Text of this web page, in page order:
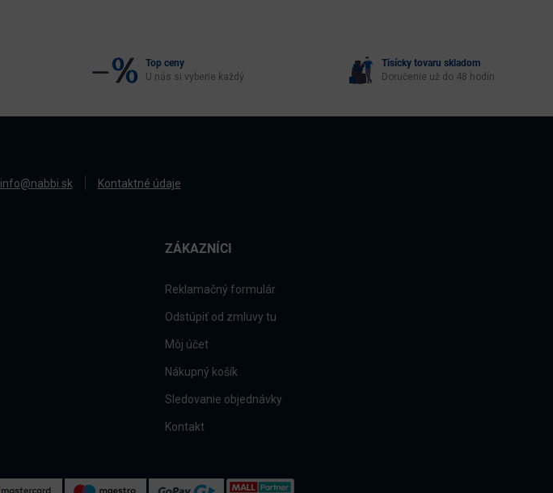
Top ceny
U nás si vyberie každý
Tisícky tovaru skladom
Doručenie už do 48 hodín
info@nabbi.sk Kontaktné údaje
ZÁKAZNÍCI
Reklamačný formulár
Odstúpiť od zmluvy tu
Môj účet
Nákupný košík
Sledovanie objednávky
Kontakt